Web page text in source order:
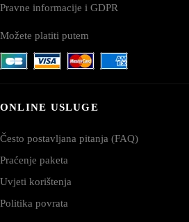
Pravne informacije i GDPR
Možete platiti putem
ONLINE USLUGE
Često postavljana pitanja (FAQ)
Praćenje paketa
Uvjeti korištenja
Politika povrata